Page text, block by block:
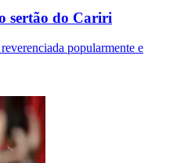
sertão do Cariri
popularmente e